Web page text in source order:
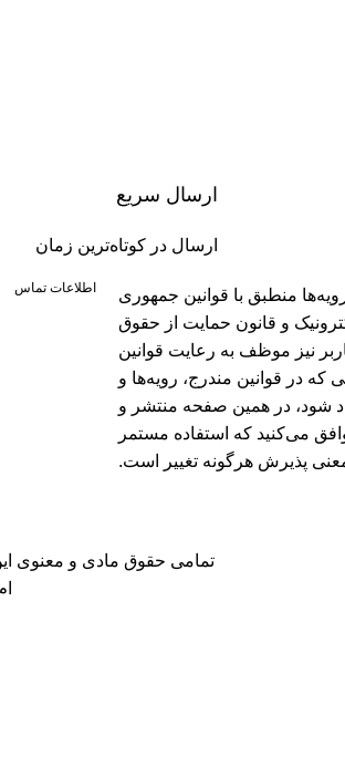
ارسال سریع
ارسال در کوتاه‌ترین زمان
منطبق با قوانین جمهوری
و قانون حمایت از حقوق
نیز موظف به رعایت قوانین
در قوانین مندرج، رویه‏‌ها و
شود، در همین صفحه منتشر و
می‏‌کنید که استفاده مستمر
پذیرش هرگونه تغییر است.
اطلاعات تماس
تمامی حقوق مادی و معنوی